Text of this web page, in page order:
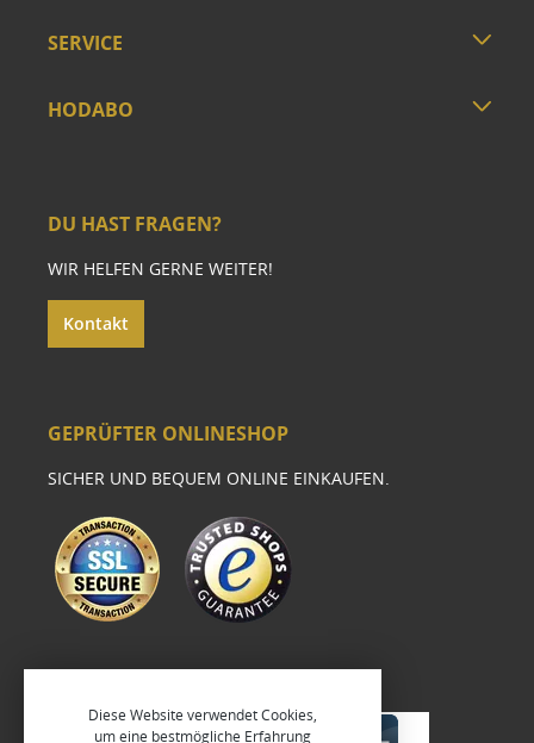
SERVICE
HODABO
DU HAST FRAGEN?
WIR HELFEN GERNE WEITER!
Kontakt
GEPRÜFTER ONLINESHOP
SICHER UND BEQUEM ONLINE EINKAUFEN.
Diese Website verwendet Cookies,
um eine bestmögliche Erfahrung